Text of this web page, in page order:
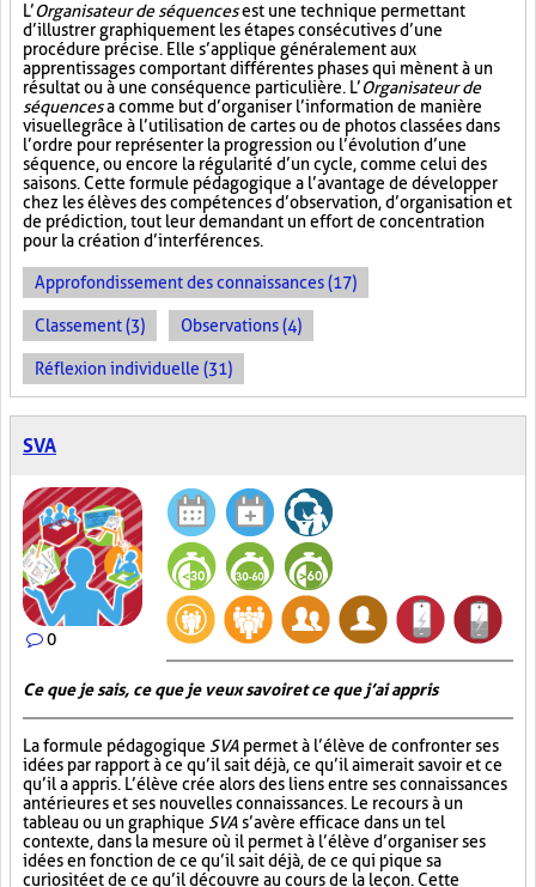
L’Organisateur de séquencesest une technique permettant
d’illustrer graphiquement les étapes consécutives d’une
procédure précise. Elle s’applique généralement aux
apprentissages comportant différentes phases qui mènent à un
résultat ou à une conséquence particulière. L’Organisateur de
séquencesa comme but d’organiser l’information de manière
visuellegrâce à l’utilisation de cartes ou de photos classées dans
l’ordre pour représenter la progression ou l’évolution d’une
séquence, ou encore la régularité d’un cycle, comme celui des
saisons. Cette formule pédagogique a l’avantage de développer
chez les élèves des compétences d’observation, d’organisation et
de prédiction, tout leur demandant un effort de concentration
pour la création d’interférences.
Approfondissement des connaissances (17)
Classement (3) Observations (4)
Réflexion individuelle (31)
SVA
0
Ce que je sais, ce que je veux savoir et ce que j’ai appris
La formule pédagogique SVA permet à l’élève de confronter ses
idées par rapport à ce qu’il sait déjà, ce qu’il aimerait savoir et ce
qu’il a appris. L’élève crée alors des liens entre ses connaissances
antérieures et ses nouvelles connaissances. Le recours à un
tableau ou un graphique SVA s’avère efficace dans un tel
contexte, dans la mesure où il permet à l’élève d’organiser ses
idées en fonction de ce qu’il sait déjà, de ce qui pique sa
curiosité et de ce qu’il découvre au cours de la leçon. Cette